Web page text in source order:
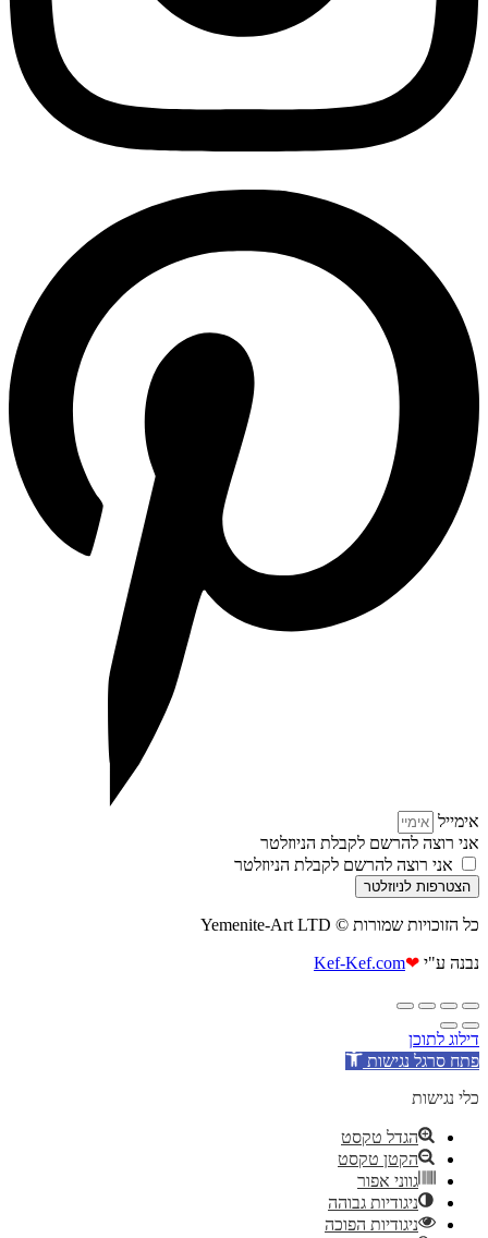
אימייל
אני רוצה להרשם לקבלת הניוזלטר
אני רוצה להרשם לקבלת הניוזלטר
הצטרפות לניוזלטר
כל הזוכויות שמורות © Yemenite-Art LTD
נבנה ע"י ❤
Kef-Kef.com
דילוג לתוכן
פתח סרגל נגישות
כלי נגישות
הגדל טקסט
הקטן טקסט
גווני אפור
ניגודיות גבוהה
ניגודיות הפוכה